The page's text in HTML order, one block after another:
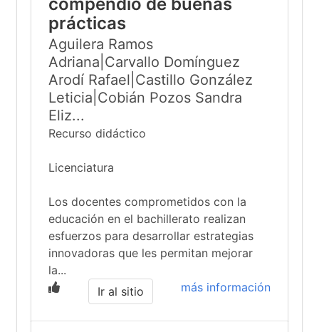
prácticas
Aguilera Ramos
Adriana|Carvallo Domínguez
Arodí Rafael|Castillo González
Leticia|Cobián Pozos Sandra
Eliz...
Recurso didáctico
Licenciatura
Los docentes comprometidos con la
educación en el bachillerato realizan
esfuerzos para desarrollar estrategias
innovadoras que les permitan mejorar
la...
más información
Ir al sitio